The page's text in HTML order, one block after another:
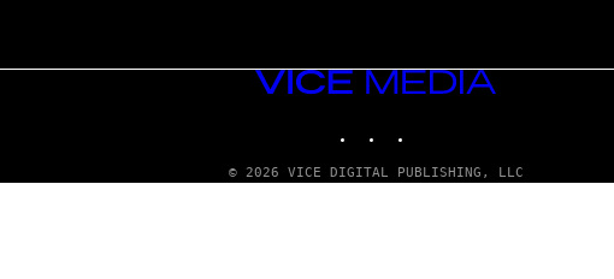
VICE
MEDIA
© 2026 VICE DIGITAL PUBLISHING, LLC